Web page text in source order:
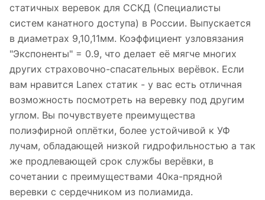
статичных веревок для ССКД (Специалисты
систем канатного доступа) в России. Выпускается
в диаметрах 9,10,11мм. Коэффициент узловязания
"Экспоненты" = 0.9, что делает её мягче многих
других страховочно-спасательных верёвок. Если
вам нравится Lanex статик - у вас есть отличная
возможность посмотреть на веревку под другим
углом. Вы почувствуете преимущества
полиэфирной оплётки, более устойчивой к УФ
лучам, обладающей низкой гидрофильностью а так
же продлевающей срок службы верёвки, в
сочетании с преимуществами 40ка-прядной
веревки с сердечником из полиамида.